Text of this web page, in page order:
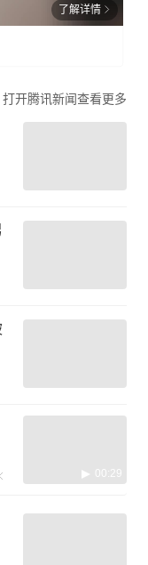
了解详情
打开腾讯新闻查看更多
00:29